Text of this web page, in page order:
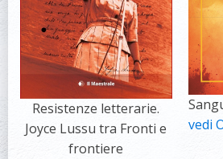
Resistenze letterarie.
Joyce Lussu tra Fronti e
frontiere
vedi